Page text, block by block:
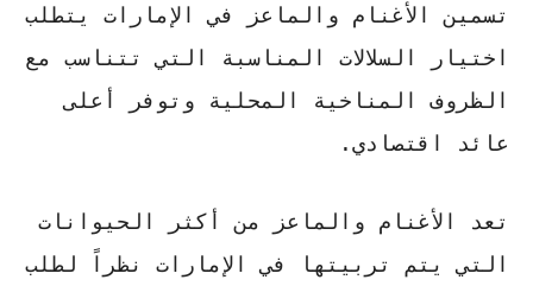
تسمين الأغنام والماعز في الإمارات يتطلب
اختيار السلالات المناسبة التي تتناسب مع
الظروف المناخية المحلية وتوفر أعلى
عائد اقتصادي.
تعد الأغنام والماعز من أكثر الحيوانات
التي يتم تربيتها في الإمارات نظراً لطلب